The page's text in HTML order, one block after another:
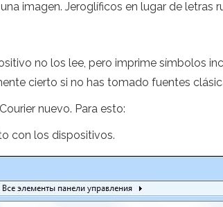
imagen. Jeroglíficos en lugar de letras
no los lee, pero imprime símbolos
cierto si no has tomado fuentes
nuevo. Para esto:
con los dispositivos.